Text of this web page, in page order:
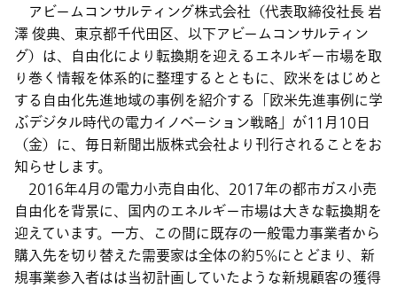
アビームコンサルティング株式会社（代表取締役社長 岩
澤 俊典、東京都千代田区、以下アビームコンサルティン
グ）は、自由化により転換期を迎えるエネルギー市場を取
り巻く情報を体系的に整理するとともに、欧米をはじめと
する自由化先進地域の事例を紹介する「欧米先進事例に学
ぶデジタル時代の電力イノベーション戦略」が11月10日
（金）に、毎日新聞出版株式会社より刊行されることをお
知らせします。
2016年4月の電力小売自由化、2017年の都市ガス小売
自由化を背景に、国内のエネルギー市場は大きな転換期を
迎えています。一方、この間に既存の一般電力事業者から
購入先を切り替えた需要家は全体の約5%にとどまり、新
規事業参入者はは当初計画していたような新規顧客の獲得